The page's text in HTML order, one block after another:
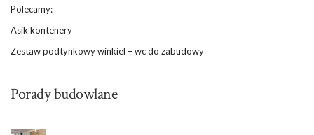
Polecamy:
Asik kontenery
Zestaw podtynkowy winkiel – wc do zabudowy
Porady budowlane